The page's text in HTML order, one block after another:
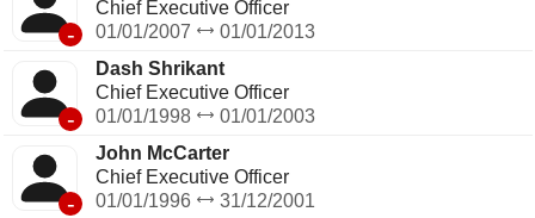
-
Chief Executive Officer
01/01/2007
01/01/2013
-
Dash Shrikant
Chief Executive Officer
01/01/1998
01/01/2003
-
John McCarter
Chief Executive Officer
01/01/1996
31/12/2001